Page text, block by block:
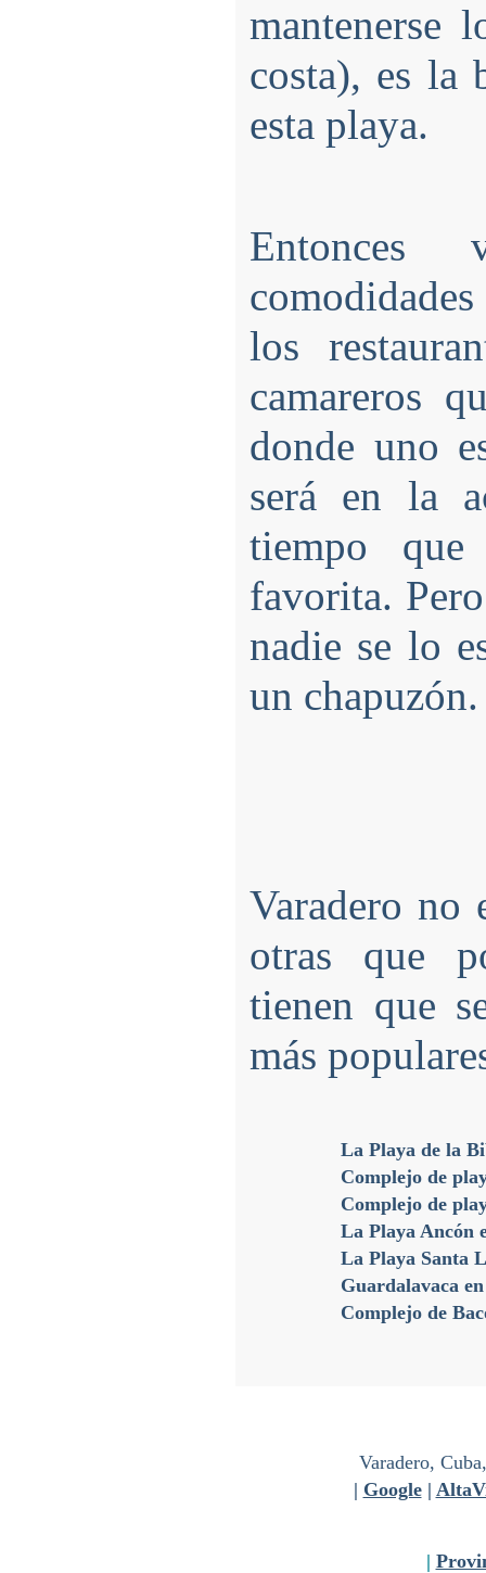
mantenerse
costa), es la
esta playa.
Entonces
los
camareros
donde uno
será en la
tiempo
favorita.
nadie se lo
un chapuzón.
Varadero no
otras que
tienen que
más
La Playa de la
Complejo de
Complejo de
La Playa Ancón
La Playa Santa
Guardalavaca
Complejo de
Varadero,
| Google|
|